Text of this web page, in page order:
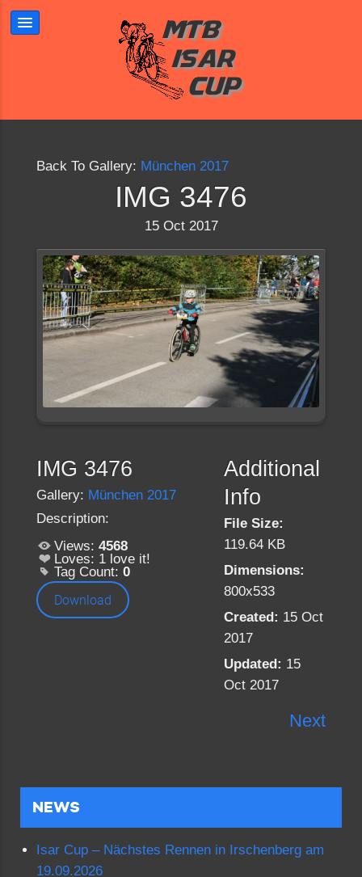
Back To Gallery: München 2017
IMG 3476
15 Oct 2017
IMG 3476
Gallery: München 2017
Description:
Views: 4568
Loves: 1 love it!
Tag Count: 0
Download
Additional
Info
File Size:
119.64 KB
Dimensions:
800x533
Created: 15 Oct
2017
Updated: 15
Oct 2017
Next
NEWS
Isar Cup – Nächstes Rennen in Irschenberg am
19.09.2026